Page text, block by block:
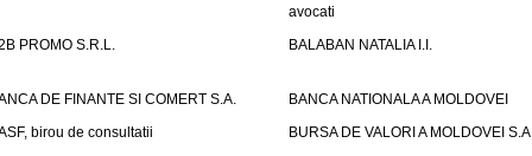
avocati
PROMO S.R.L.
BALABAN NATALIA I.I.
DE FINANTE SI COMERT S.A.
BANCA NATIONALA A MOLDOVEI
birou de consultatii
BURSA DE VALORI A MOLDOVEI